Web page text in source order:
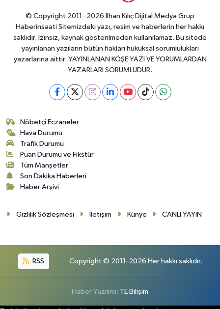
© Copyright 2011- 2026 İlhan Kılıç Dijital Medya Grup
Haberinsaati Sitemizdeki yazı, resim ve haberlerin her hakkı
saklıdır. İzinsiz, kaynak gösterilmeden kullanılamaz. Bu sitede
yayınlanan yazıların bütün hakları hukuksal sorumlulukları
yazarlarına aittir. YAYINLANAN KÖŞE YAZI VE YORUMLARDAN
YAZARLARI SORUMLUDUR.
Nöbetçi Eczaneler
Hava Durumu
Trafik Durumu
Puan Durumu ve Fikstür
Tüm Manşetler
Son Dakika Haberleri
Haber Arşivi
Gizlilik Sözleşmesi İletişim Künye CANLI YAYIN
RSS Copyright © 2011-2026 Her hakkı saklıdır.
Haber Yazılımı: TE Bilişim